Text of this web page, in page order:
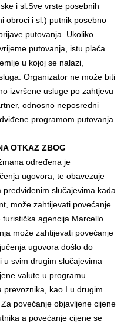
i sl.Sve vrste posebnih
obroci i sl.) putnik posebno
putovanja. Ukoliko
putovanja, istu plaća
u kojoj se nalazi,
Organizator ne može biti
izvršene usluge po zahtjevu
odnosno neposredni
programom putovanja.
OTKAZ ZBOG
određena je
ugovora, te obavezuje
slučajevima kada
može zahtijevati povećanje
agencija Marcello
može zahtijevati povećanje
ugovora došlo do
svim drugim slučajevima
valute u programu
prevoznika, kao I u drugim
povećanje objavljene cijene
a povećanje cijene se